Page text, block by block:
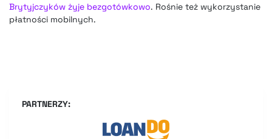
Brytyjczyków żyje bezgotówkowo. Rośnie też wykorzystanie
płatności mobilnych.
PARTNERZY: